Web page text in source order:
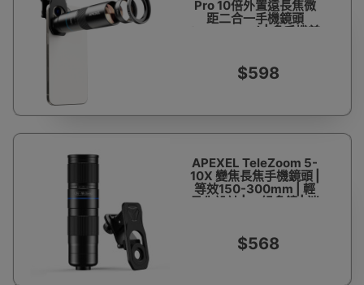
Pro 10倍外置遠長焦微
距二合一手機鏡頭
(APL-TM10) | 多手機兼
$598
APEXEL TeleZoom 5-
10X 變焦長焦手機鏡頭 |
等效150-300mm | 輕
量化設計 | 一組多鏡 | 迷
$568